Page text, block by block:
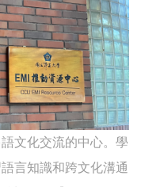
文化交流的中心。學
言知識和跨文化溝通